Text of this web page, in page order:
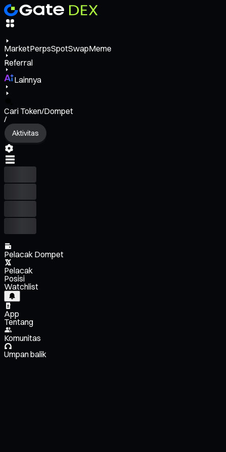
MarketPerpsSpotSwapMeme
Referral
Lainnya
Cari Token/Dompet
/
Aktivitas
Pelacak Dompet
Pelacak
Posisi
Watchlist
App
Tentang
Komunitas
Umpan balik